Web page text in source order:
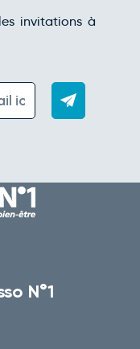
invitations à
N°1